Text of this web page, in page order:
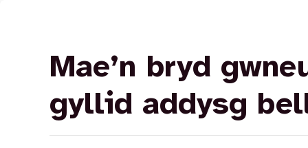
Mae’n bryd
gyllid addysg